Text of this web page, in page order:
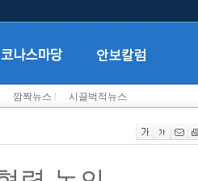
깜짝뉴스 시끌벅적뉴스